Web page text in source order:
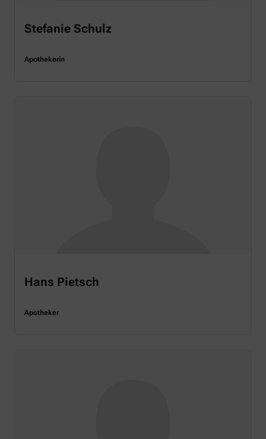
Stefanie Schulz
Apothekerin
Hans Pietsch
Apotheker